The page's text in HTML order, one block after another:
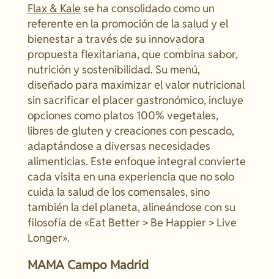
Flax & Kale se ha consolidado como un
referente en la promoción de la salud y el
bienestar a través de su innovadora
propuesta flexitariana, que combina sabor,
nutrición y sostenibilidad. Su menú,
diseñado para maximizar el valor nutricional
sin sacrificar el placer gastronómico, incluye
opciones como platos 100% vegetales,
libres de gluten y creaciones con pescado,
adaptándose a diversas necesidades
alimenticias. Este enfoque integral convierte
cada visita en una experiencia que no solo
cuida la salud de los comensales, sino
también la del planeta, alineándose con su
filosofía de «Eat Better > Be Happier > Live
Longer».
MAMA Campo Madrid